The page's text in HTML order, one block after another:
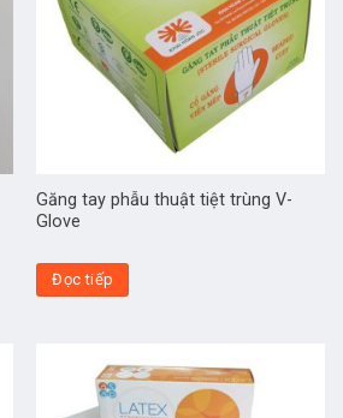
Găng tay phẫu thuật tiệt trùng V-
Glove
Đọc tiếp